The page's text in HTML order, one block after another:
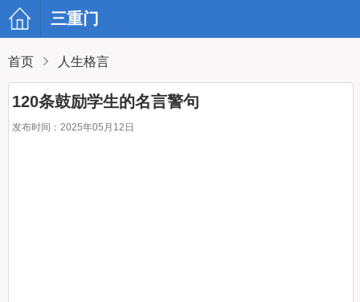
三重门
首页 人生格言
120条鼓励学生的名言警句
发布时间：2025年05月12日